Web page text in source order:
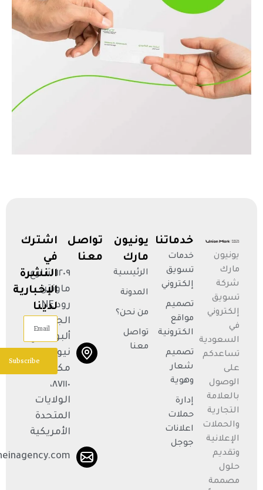
يونيون
مارك
شركة
تسويق
إلكتروني
في
السعودية
تساعدكم
على
الوصول
بالعلامة
التجارية
والحملات
الإعلانية
وتقديم
حلول
مصممة
خدماتنا
خدمات
تسويق
إلكتروني
تصميم
مواقع
الكترونية
تصميم
شعار
وهوية
إدارة
حملات
اعلانات
جوجل
يونيون
مارك
الرئيسية
المدونة
من نحن؟
تواصل
معنا
تواصل
معنا
١٢٠٩ شارع
ماونتن
رود NE،
ألبوكيركي،
نيو
مكسيكو
٨٧١١٠،
الولايات
المتحدة
الأمريكية
اشترك
في
النشرة
الإخبارية
لدينا
Email
Subscribe